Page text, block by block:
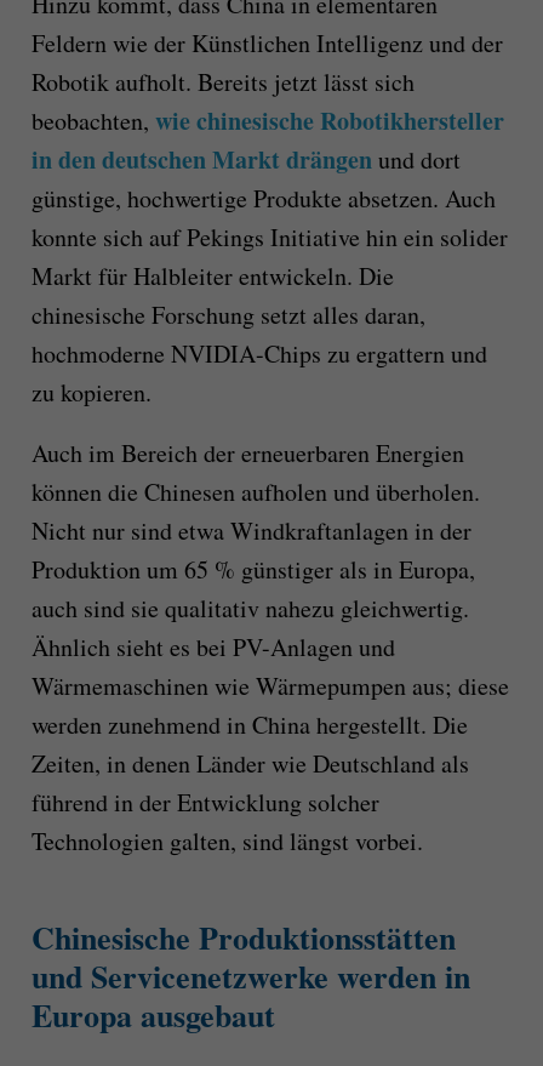
Feldern wie der Künstlichen Intelligenz und der
Robotik aufholt. Bereits jetzt lässt sich
beobachten, wie chinesische Robotikhersteller
in den deutschen Markt drängenund dort
günstige, hochwertige Produkte absetzen. Auch
konnte sich auf Pekings Initiative hin ein solider
Markt für Halbleiter entwickeln. Die
chinesische Forschung setzt alles daran,
hochmoderne NVIDIA-Chips zu ergattern und
zu kopieren.
Auch im Bereich der erneuerbaren Energien
können die Chinesen aufholen und überholen.
Nicht nur sind etwa Windkraftanlagen in der
Produktion um 65 % günstiger als in Europa,
auch sind sie qualitativ nahezu gleichwertig.
Ähnlich sieht es bei PV-Anlagen und
Wärmemaschinen wie Wärmepumpen aus; diese
werden zunehmend in China hergestellt. Die
Zeiten, in denen Länder wie Deutschland als
führend in der Entwicklung solcher
Technologien galten, sind längst vorbei.
Chinesische Produktionsstätten
und Servicenetzwerke werden in
Europa ausgebaut